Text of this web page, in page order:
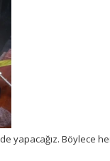
yapacağız. Böylece